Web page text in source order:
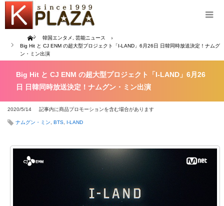
Home 韓国エンタメ
芸能ニュース
Big Hit と CJ ENM の超大型プロジェクト「I-LAND」6月26日 日韓同時放送決定！ナムグ
ン・ミン出演
Big Hit と CJ ENM の超大型プロジェクト「I-LAND」6月26
日 日韓同時放送決定！ナムグン・ミン出演
2020/5/14 記事内に商品プロモーションを含む場合があります
ナムグン・ミン BTS I-LAND